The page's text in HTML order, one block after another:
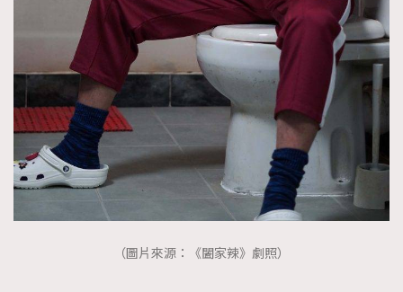
（圖片來源：《闔家辣》劇照）